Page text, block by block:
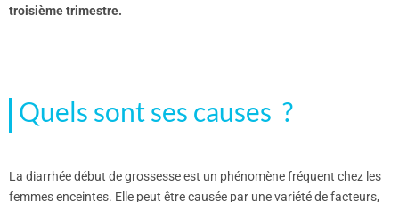
troisième trimestre.
Quels sont ses causes ?
La diarrhée début de grossesse est un phénomène fréquent chez les
femmes enceintes. Elle peut être causée par une variété de facteurs,